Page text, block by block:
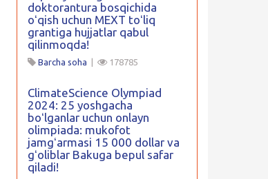
doktorantura bosqichida
oʻqish uchun MEXT toʻliq
grantiga hujjatlar qabul
qilinmoqda!
Barcha soha 178785
ClimateScience Olympiad
2024: 25 yoshgacha
boʻlganlar uchun onlayn
olimpiada: mukofot
jamgʻarmasi 15 000 dollar va
gʻoliblar Bakuga bepul safar
qiladi!